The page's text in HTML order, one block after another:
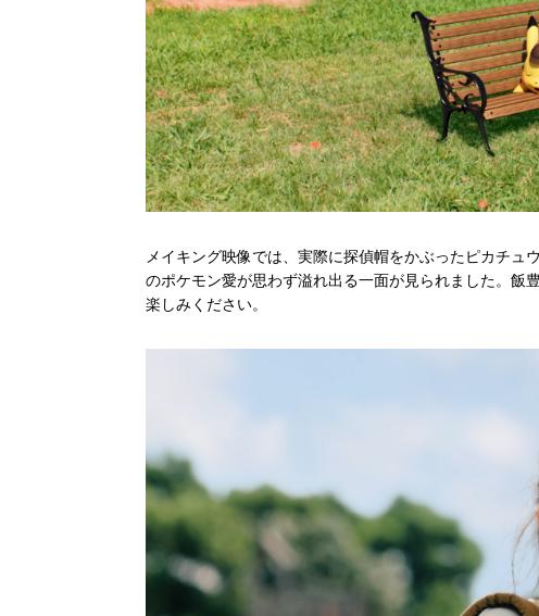
メイキング映像では、実際に探偵帽をかぶったピカチ
のポケモン愛が思わず溢れ出る一面が見られました。飯
楽しみください。